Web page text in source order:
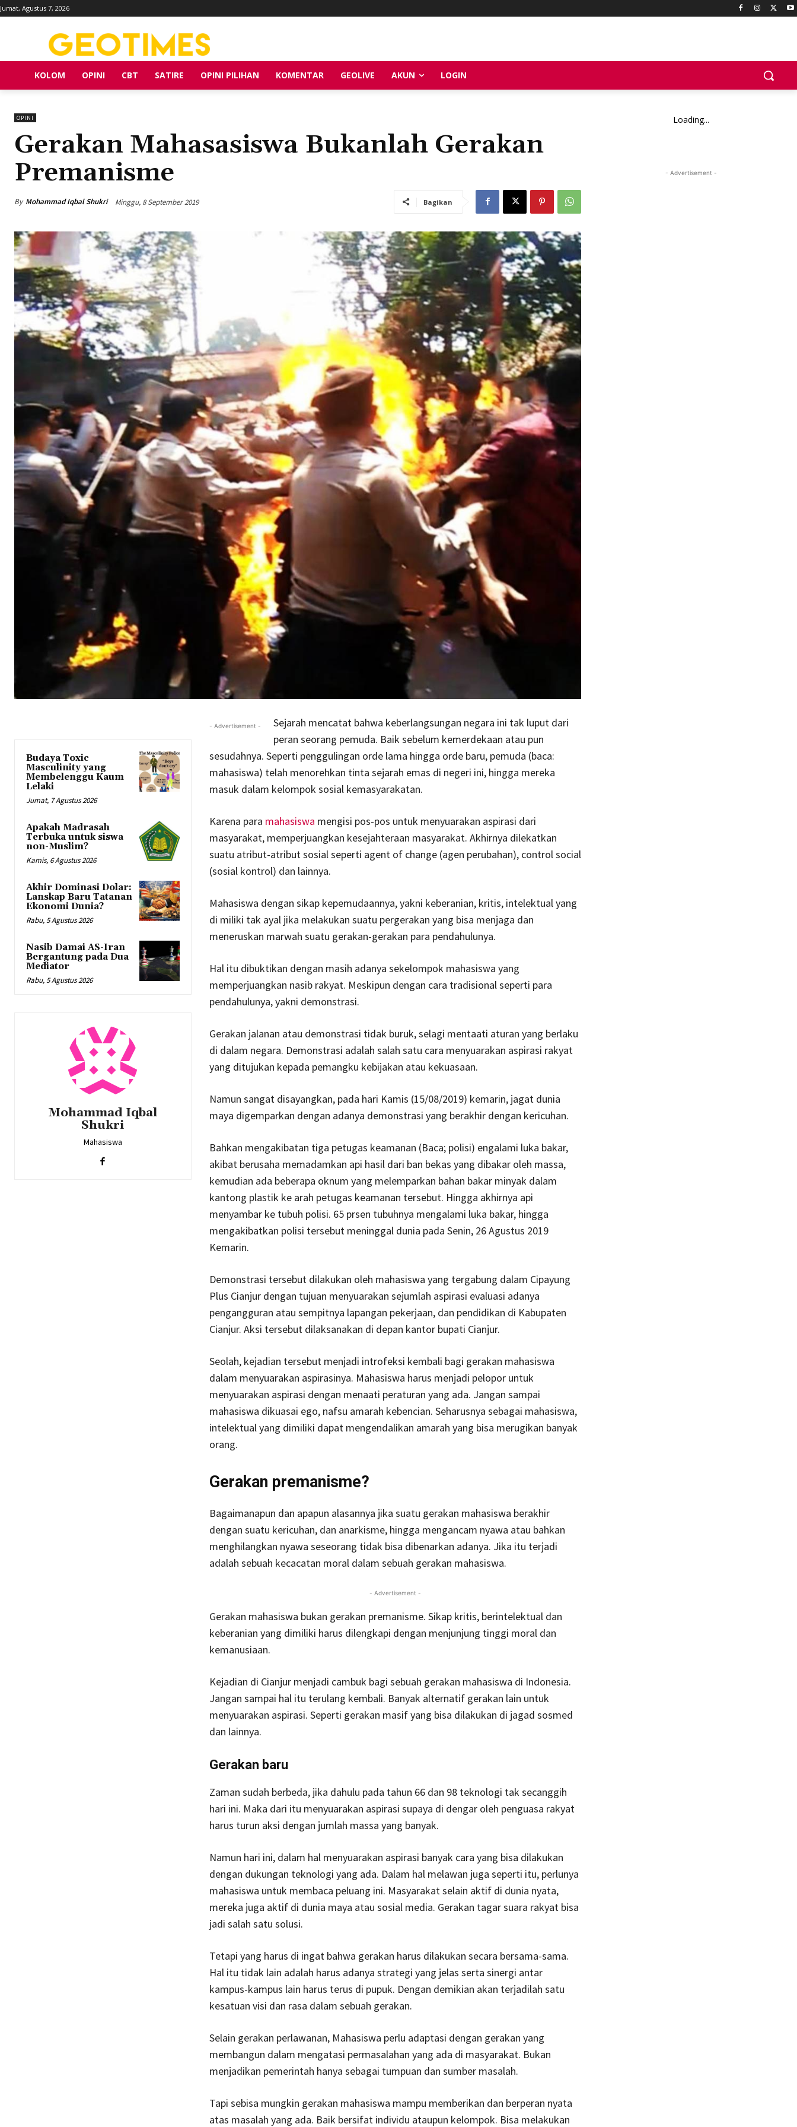
Jumat, Agustus 7, 2026
KOLOM OPINI CBT SATIRE OPINI PILIHAN KOMENTAR GEOLIVE AKUN LOGIN
OPINI
Gerakan Mahasasiswa Bukanlah Gerakan
Premanisme
By Mohammad Iqbal Shukri Minggu, 8 September 2019 Bagikan
Budaya Toxic
Masculinity yang
Membelenggu Kaum
Lelaki
Jumat, 7 Agustus 2026
Apakah Madrasah
Terbuka untuk siswa
non-Muslim?
Kamis, 6 Agustus 2026
Akhir Dominasi Dolar:
Lanskap Baru Tatanan
Ekonomi Dunia?
Rabu, 5 Agustus 2026
Nasib Damai AS-Iran
Bergantung pada Dua
Mediator
Rabu, 5 Agustus 2026
Mohammad Iqbal
Shukri
Mahasiswa
- Advertisement -
Sejarah mencatat bahwa keberlangsungan negara ini tak luput dari
peran seorang pemuda. Baik sebelum kemerdekaan atau pun
sesudahnya. Seperti penggulingan orde lama hingga orde baru, pemuda (baca:
mahasiswa) telah menorehkan tinta sejarah emas di negeri ini, hingga mereka
masuk dalam kelompok sosial kemasyarakatan.
Karena para mahasiswa mengisi pos-pos untuk menyuarakan aspirasi dari
masyarakat, memperjuangkan kesejahteraan masyarakat. Akhirnya dilekatkan
suatu atribut-atribut sosial seperti agent of change (agen perubahan), control social
(sosial kontrol) dan lainnya.
Mahasiswa dengan sikap kepemudaannya, yakni keberanian, kritis, intelektual yang
di miliki tak ayal jika melakukan suatu pergerakan yang bisa menjaga dan
meneruskan marwah suatu gerakan-gerakan para pendahulunya.
Hal itu dibuktikan dengan masih adanya sekelompok mahasiswa yang
memperjuangkan nasib rakyat. Meskipun dengan cara tradisional seperti para
pendahulunya, yakni demonstrasi.
Gerakan jalanan atau demonstrasi tidak buruk, selagi mentaati aturan yang berlaku
di dalam negara. Demonstrasi adalah salah satu cara menyuarakan aspirasi rakyat
yang ditujukan kepada pemangku kebijakan atau kekuasaan.
Namun sangat disayangkan, pada hari Kamis (15/08/2019) kemarin, jagat dunia
maya digemparkan dengan adanya demonstrasi yang berakhir dengan kericuhan.
Bahkan mengakibatan tiga petugas keamanan (Baca; polisi) engalami luka bakar,
akibat berusaha memadamkan api hasil dari ban bekas yang dibakar oleh massa,
kemudian ada beberapa oknum yang melemparkan bahan bakar minyak dalam
kantong plastik ke arah petugas keamanan tersebut. Hingga akhirnya api
menyambar ke tubuh polisi. 65 prsen tubuhnya mengalami luka bakar, hingga
mengakibatkan polisi tersebut meninggal dunia pada Senin, 26 Agustus 2019
Kemarin.
Demonstrasi tersebut dilakukan oleh mahasiswa yang tergabung dalam Cipayung
Plus Cianjur dengan tujuan menyuarakan sejumlah aspirasi evaluasi adanya
pengangguran atau sempitnya lapangan pekerjaan, dan pendidikan di Kabupaten
Cianjur. Aksi tersebut dilaksanakan di depan kantor bupati Cianjur.
Seolah, kejadian tersebut menjadi introfeksi kembali bagi gerakan mahasiswa
dalam menyuarakan aspirasinya. Mahasiswa harus menjadi pelopor untuk
menyuarakan aspirasi dengan menaati peraturan yang ada. Jangan sampai
mahasiswa dikuasai ego, nafsu amarah kebencian. Seharusnya sebagai mahasiswa,
intelektual yang dimiliki dapat mengendalikan amarah yang bisa merugikan banyak
orang.
Gerakan premanisme?
Bagaimanapun dan apapun alasannya jika suatu gerakan mahasiswa berakhir
dengan suatu kericuhan, dan anarkisme, hingga mengancam nyawa atau bahkan
menghilangkan nyawa seseorang tidak bisa dibenarkan adanya. Jika itu terjadi
adalah sebuah kecacatan moral dalam sebuah gerakan mahasiswa.
- Advertisement -
Gerakan mahasiswa bukan gerakan premanisme. Sikap kritis, berintelektual dan
keberanian yang dimiliki harus dilengkapi dengan menjunjung tinggi moral dan
kemanusiaan.
Kejadian di Cianjur menjadi cambuk bagi sebuah gerakan mahasiswa di Indonesia.
Jangan sampai hal itu terulang kembali. Banyak alternatif gerakan lain untuk
menyuarakan aspirasi. Seperti gerakan masif yang bisa dilakukan di jagad sosmed
dan lainnya.
Gerakan baru
Zaman sudah berbeda, jika dahulu pada tahun 66 dan 98 teknologi tak secanggih
hari ini. Maka dari itu menyuarakan aspirasi supaya di dengar oleh penguasa rakyat
harus turun aksi dengan jumlah massa yang banyak.
Namun hari ini, dalam hal menyuarakan aspirasi banyak cara yang bisa dilakukan
dengan dukungan teknologi yang ada. Dalam hal melawan juga seperti itu, perlunya
mahasiswa untuk membaca peluang ini. Masyarakat selain aktif di dunia nyata,
mereka juga aktif di dunia maya atau sosial media. Gerakan tagar suara rakyat bisa
jadi salah satu solusi.
Tetapi yang harus di ingat bahwa gerakan harus dilakukan secara bersama-sama.
Hal itu tidak lain adalah harus adanya strategi yang jelas serta sinergi antar
kampus-kampus lain harus terus di pupuk. Dengan demikian akan terjadilah satu
kesatuan visi dan rasa dalam sebuah gerakan.
Selain gerakan perlawanan, Mahasiswa perlu adaptasi dengan gerakan yang
membangun dalam mengatasi permasalahan yang ada di masyarakat. Bukan
menjadikan pemerintah hanya sebagai tumpuan dan sumber masalah.
Tapi sebisa mungkin gerakan mahasiswa mampu memberikan dan berperan nyata
atas masalah yang ada. Baik bersifat individu ataupun kelompok. Bisa melakukan
Loading...
- Advertisement -